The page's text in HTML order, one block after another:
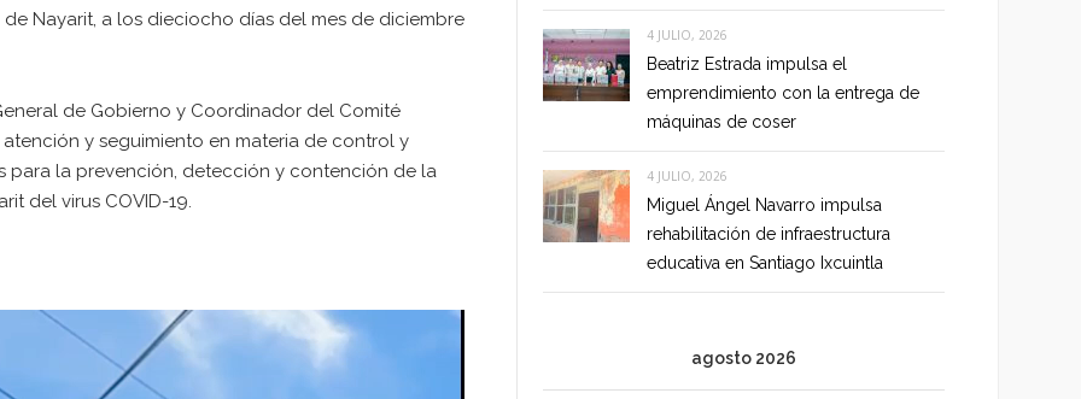
Nayarit, a los dieciocho días del mes de diciembre
de Gobierno y Coordinador del Comité
y seguimiento en materia de control y
para la prevención, detección y contención de la
del virus COVID-19.
4 JULIO, 2026
Beatriz Estrada impulsa el
emprendimiento con la entrega de
máquinas de coser
4 JULIO, 2026
Miguel Ángel Navarro impulsa
rehabilitación de infraestructura
educativa en Santiago Ixcuintla
agosto 2026